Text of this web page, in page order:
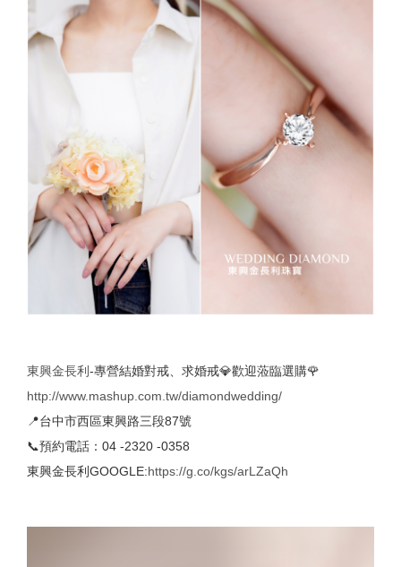
東興金長利 -專營結婚對戒、求婚戒💎歡迎蒞臨選購🌹
http://www.mashup.com.tw/diamondwedding/
📍台中市西區東興路三段87號
📞預約電話：04 -2320 -0358
東興金長利GOOGLE:https://g.co/kgs/arLZaQh